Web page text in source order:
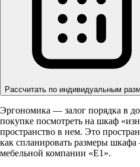
Рассчитать по индивидуальным
Эргономика — залог порядка в
покупке посмотреть на шкаф
пространство в нем. Это
как спланировать размеры шкафа
мебельной компании «Е1».